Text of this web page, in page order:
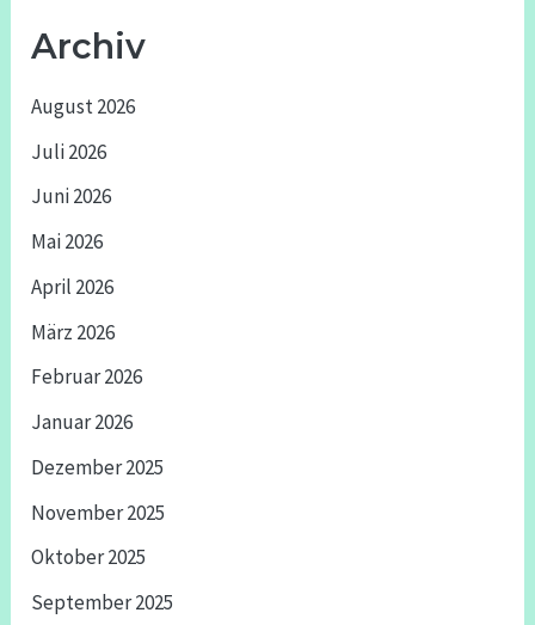
Archiv
August 2026
Juli 2026
Juni 2026
Mai 2026
April 2026
März 2026
Februar 2026
Januar 2026
Dezember 2025
November 2025
Oktober 2025
September 2025